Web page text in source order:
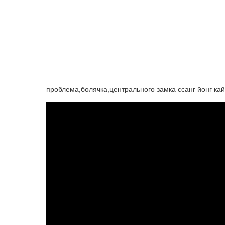
проблема,болячка,центрального замка ссанг йонг